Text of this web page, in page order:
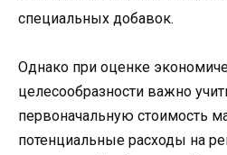
специальных добавок.
Однако при оценке
целесообразности важно
первоначальную стоимость
потенциальные расходы на